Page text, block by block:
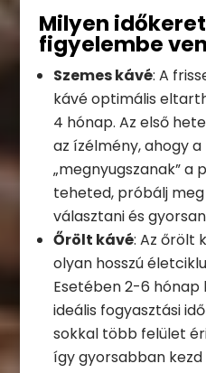
Milyen
figyelembe
Szemes kávé: A
kávé optimális
4 hónap. Az első
az ízélmény, ahogy
„megnyugszanak” a
teheted, próbálj
választani és
Őrölt kávé: Az őrölt
olyan hosszú
Esetében 2-6 hónap
ideális fogyasztási
sokkal több felület
így gyorsabban